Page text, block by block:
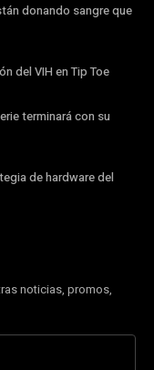
donando sangre que
del VIH en Tip Toe
terminará con su
de hardware del
noticias, promos,